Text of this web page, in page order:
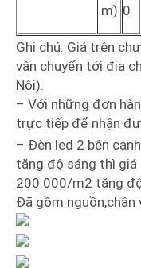
m) 0
Ghi chú: Giá trên
vận chuyển tới địa
Nội).
– Với những đơn
trực tiếp để nhận
– Đèn led 2 bên
tăng độ sáng thì giá
200.000/m2 tăng
Đã gồm nguồn,chân